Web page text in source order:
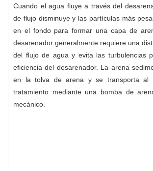
Cuando el agua fluye a través del
de flujo disminuye y las partículas más
en el fondo para formar una capa de
desarenador generalmente requiere una
del flujo de agua y evita las turbulencias
eficiencia del desarenador. La arena
en la tolva de arena y se transporta al
tratamiento mediante una bomba de
mecánico.